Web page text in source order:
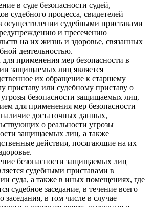
в суде безопасности судей,
судебного процесса, свидетелей
осуществлении судебными приставами
и пресечению
на их жизнь и здоровье, связанных
деятельностью.
применения мер безопасности в
защищаемых лиц является
их обращение к старшему
приставу или судебному приставу о
безопасности защищаемых лиц.
для применения мер безопасности
наличие достаточных данных,
о реальности угрозы
защищаемых лиц, а также
действия, посягающие на их
безопасности защищаемых лиц
судебными приставами в
суда, а также в иных помещениях, где
судебное заседание, в течение всего
заседания, в том числе в случае